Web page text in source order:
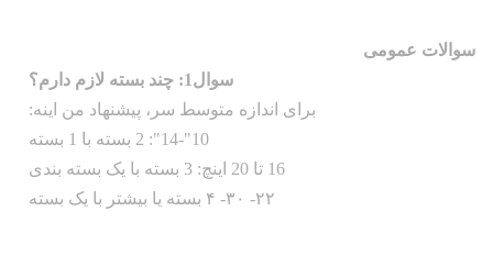
سوالات عمومی
سوال1: چند بسته لازم دارم؟
برای اندازه متوسط سر، پیشنهاد من اینه:
10"-14": 2 بسته با 1 بسته
16 تا 20 اینچ: 3 بسته با یک بسته بندی
۲۲- ۳۰- ۴ بسته یا بیشتر با یک بسته